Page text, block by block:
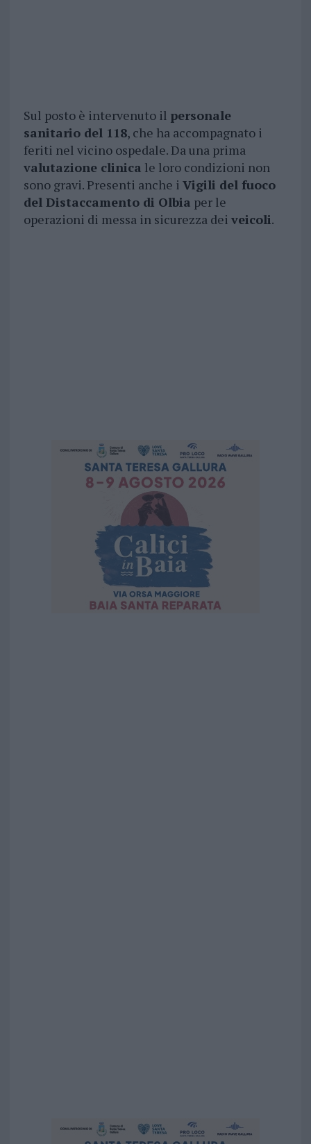
Sul posto è intervenuto il personale
sanitario del 118, che ha accompagnato i
feriti nel vicino ospedale. Da una prima
valutazione clinica le loro condizioni non
sono gravi. Presenti anche i Vigili del fuoco
del Distaccamento di Olbia per le
operazioni di messa in sicurezza dei veicoli.